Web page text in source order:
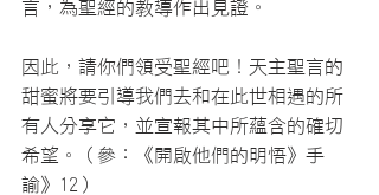
言，為聖經的教導作出見證。
因此，請你們領受聖經吧！天主聖言的
甜蜜將要引導我們去和在此世相遇的所
有人分享它，並宣報其中所蘊含的確切
希望。（參：《開啟他們的明悟》手
諭》12）